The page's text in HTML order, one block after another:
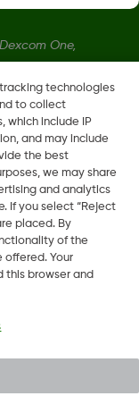
One,
státech a mohou
technologies
to collect
which include IP
and may include
the best
we may share
and analytics
If you select “Reject
placed. By
of the
offered. Your
this browser and